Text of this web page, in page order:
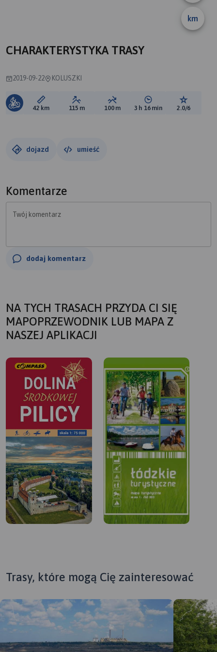
km
CHARAKTERYSTYKA TRASY
2019-09-22 KOLUSZKI
Długość trasy:
42 km Suma przewyższeń:
115 m Suma spadków:
100 m Średni czas potrzebny
3 h 16 min Ocena
2.0/6
dojazd umieść
Komentarze
Twój komentarz
dodaj komentarz
NA TYCH TRASACH PRZYDA CI SIĘ
MAPOPRZEWODNIK LUB MAPA Z
NASZEJ APLIKACJI
Trasy, które mogą Cię zainteresować